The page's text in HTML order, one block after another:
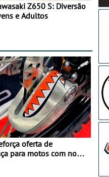
Z650 S: Diversão
e Adultos
oferta de
para motos com nova